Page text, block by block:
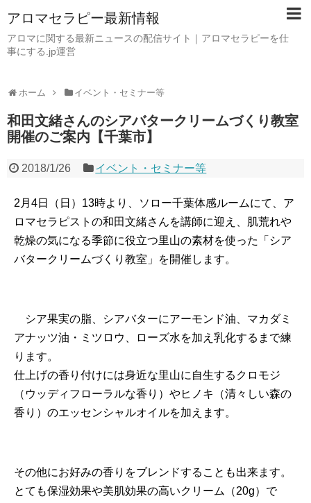
アロマセラピー最新情報
アロマに関する最新ニュースの配信サイト｜アロマセラピーを仕
事にする.jp運営
ホーム イベント・セミナー等
和田文緒さんのシアバタークリームづくり教室
開催のご案内【千葉市】
2018/1/26 イベント・セミナー等
2月4日（日）13時より、ソロー千葉体感ルームにて、ア
ロマセラピストの和田文緒さんを講師に迎え、肌荒れや
乾燥の気になる季節に役立つ里山の素材を使った「シア
バタークリームづくり教室」を開催します。
シア果実の脂、シアバターにアーモンド油、マカダミ
アナッツ油・ミツロウ、ローズ水を加え乳化するまで練
ります。
仕上げの香り付けには身近な里山に自生するクロモジ
（ウッディフローラルな香り）やヒノキ（清々しい森の
香り）のエッセンシャルオイルを加えます。
その他にお好みの香りをブレンドすることも出来ます。
とても保湿効果や美肌効果の高いクリーム（20g）で